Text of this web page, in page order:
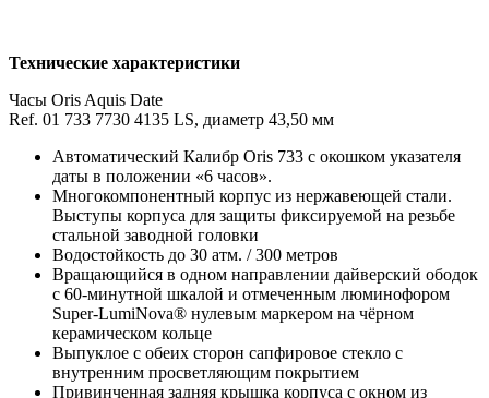
Технические характеристики
Часы Oris Aquis Date
Ref. 01 733 7730 4135 LS, диаметр 43,50 мм
Автоматический Калибр Oris 733 с окошком указателя
даты в положении «6 часов».
Многокомпонентный корпус из нержавеющей стали.
Выступы корпуса для защиты фиксируемой на резьбе
стальной заводной головки
Водостойкость до 30 атм. / 300 метров
Вращающийся в одном направлении дайверский ободок
с 60-минутной шкалой и отмеченным люминофором
Super-LumiNova® нулевым маркером на чёрном
керамическом кольце
Выпуклое с обеих сторон сапфировое стекло с
внутренним просветляющим покрытием
Привинченная задняя крышка корпуса с окном из